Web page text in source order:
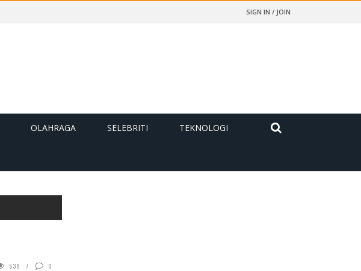
SIGN IN / JOIN
OLAHRAGA SELEBRITI TEKNOLOGI
538 0